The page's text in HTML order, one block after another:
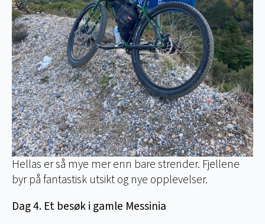
Hellas er så mye mer enn bare strender. Fjellene
byr på fantastisk utsikt og nye opplevelser.
Dag 4. Et besøk i gamle Messinia